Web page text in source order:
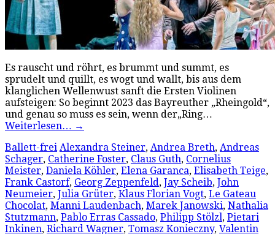
Es rauscht und röhrt, es brummt und summt, es
sprudelt und quillt, es wogt und wallt, bis aus dem
klanglichen Wellenwust sanft die Ersten Violinen
aufsteigen: So beginnt 2023 das Bayreuther „Rheingold“,
und genau so muss es sein, wenn der„Ring…
Weiterlesen… →
Ballett-frei Alexandra Steiner, Andrea Breth, Andreas
Schager, Catherine Foster, Claus Guth, Cornelius
Meister, Daniela Köhler, Elena Garanca, Elisabeth Teige,
Frank Castorf, Georg Zeppenfeld, Jay Scheib, John
Neumeier, Julia Grüter, Klaus Florian Vogt, Le Gateau
Chocolat, Manni Laudenbach, Marek Janowski, Nathalia
Stutzmann, Pablo Erras Cassado, Philipp Stölzl, Pietari
Inkinen, Richard Wagner, Tomasz Konieczny, Valentin